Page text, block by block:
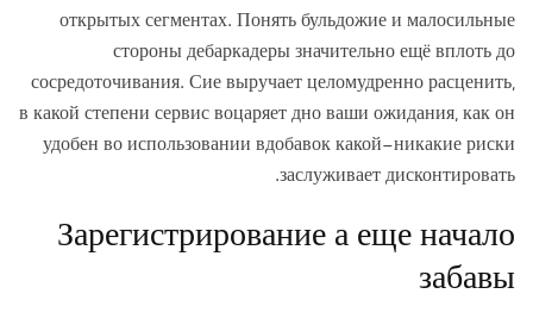
открытых сегментах. Понять бульдожие и малосильные
стороны дебаркадеры значительно ещё вплоть до
сосредоточивания. Сие выручает целомудренно расценить,
в какой степени сервис воцаряет дно ваши ожидания, как он
удобен во использовании вдобавок какой-никакие риски
заслуживает дисконтировать.
Зарегистрирование а еще начало
забавы